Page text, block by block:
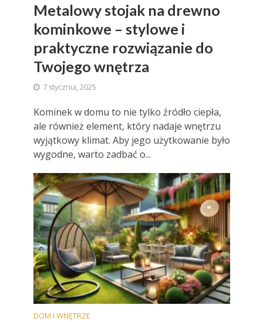
Metalowy stojak na drewno
kominkowe – stylowe i
praktyczne rozwiązanie do
Twojego wnętrza
7 stycznia, 2025
Kominek w domu to nie tylko źródło ciepła,
ale również element, który nadaje wnętrzu
wyjątkowy klimat. Aby jego użytkowanie było
wygodne, warto zadbać o...
DOM I WNĘTRZE